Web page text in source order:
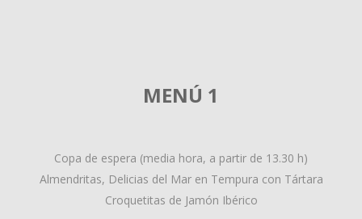
MENÚ 1
Copa de espera (media hora, a partir de 13.30 h)
Almendritas, Delicias del Mar en Tempura con Tártara
Croquetitas de Jamón Ibérico